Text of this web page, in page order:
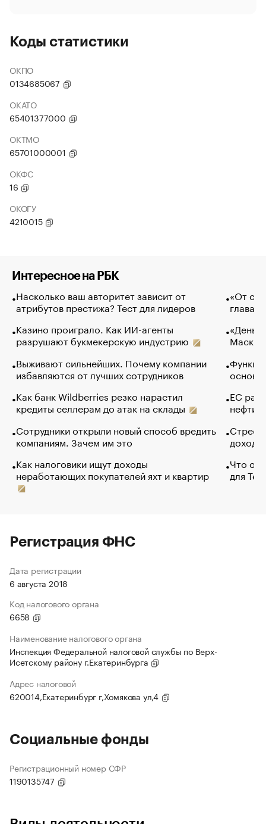
Коды статистики
ОКПО
0134685067
ОКАТО
65401377000
ОКТМО
65701000001
ОКФС
16
ОКОГУ
4210015
Интересное на РБК
Насколько ваш авторитет зависит от
атрибутов престижа? Тест для лидеров
Казино проиграло. Как ИИ-агенты
разрушают букмекерскую индустрию
Выживают сильнейших. Почему компании
избавляются от лучших сотрудников
Как банк Wildberries резко нарастил
кредиты селлерам до атак на склады
Сотрудники открыли новый способ вредить
компаниям. Зачем им это
Как налоговики ищут доходы
неработающих покупателей яхт и квартир
«От
глава
Маск в
основ
ЕС
нефти
Что
для
Регистрация ФНС
Дата регистрации
6 августа 2018
Код налогового органа
6658
Наименование налогового органа
Инспекция Федеральной налоговой службы по Верх-
Исетскому району г.Екатеринбурга
Адрес налоговой
620014,Екатеринбург г,Хомякова ул,4
Социальные фонды
Регистрационный номер СФР
1190135747